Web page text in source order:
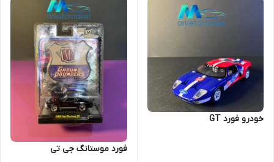
خودرو فورد GT
فورد موستانگ جی تی